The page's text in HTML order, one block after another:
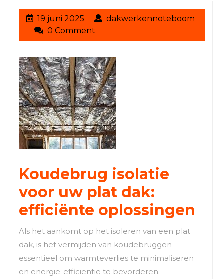
19 juni 2025
juni
2025
dakwerkennoteboom
dakwerkennoteboom
0 Comment
Koudebrug isolatie
voor uw plat dak:
efficiënte oplossingen
Als het aankomt op het isoleren van een plat
dak, is het vermijden van koudebruggen
essentieel om warmteverlies te minimaliseren
en energie-efficiëntie te bevorderen.